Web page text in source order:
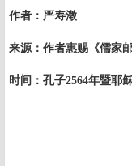
作者： 严寿澂
来源：作者惠赐《儒家邮
时间：孔子2564年暨耶